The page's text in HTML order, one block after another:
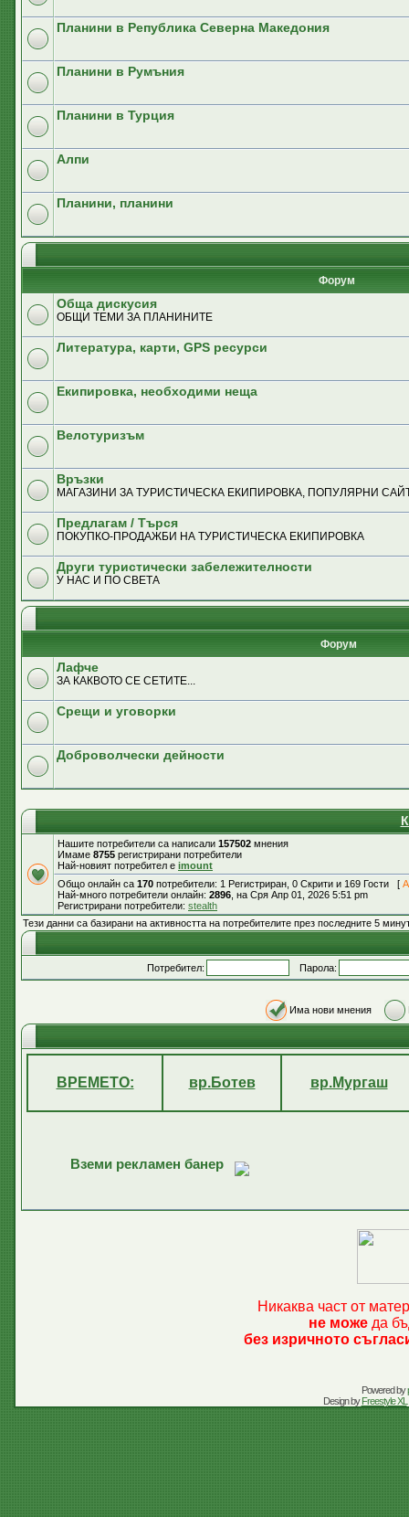
Планини в Република Северна Македония
Планини в Румъния
Планини в Турция
Алпи
Планини, планини
Форум
Обща дискусия
ОБЩИ ТЕМИ ЗА ПЛАНИНИТЕ
Литература, карти, GPS ресурси
Екипировка, необходими неща
Велотуризъм
Връзки
MАГАЗИНИ ЗА ТУРИСТИЧЕСКА ЕКИПИРОВКА, ПОПУЛЯРНИ
Предлагам / Търся
ПОКУПКО-ПРОДАЖБИ НА ТУРИСТИЧЕСКА ЕКИПИРОВКА
Други туристически забележителности
У НАС И ПО СВЕТА
Форум
Лафче
ЗА КАКВОТО СЕ СЕТИТЕ...
Срещи и уговорки
Доброволчески дейности
Нашите потребители са написали 157502 мнения
Имаме 8755 регистрирани потребители
Най-новият потребител е imount
Общо онлайн са 170 потребители: 1 Регистриран, 0 Скрити и 169 Гости [
Най-много потребители онлайн: 2896 , на Сря Апр 01, 2026 5:51 pm
Регистрирани потребители: stealth
Тези данни са базирани на активността на потребителите през последните 5
Потребител: Парола:
Има нови мнения
ВРЕМЕТО: вр.Ботев вр.Мургаш
Вземи рекламен банер
Никаква част от
не може да
без изричното
Powered by
Design byFreestyle XL